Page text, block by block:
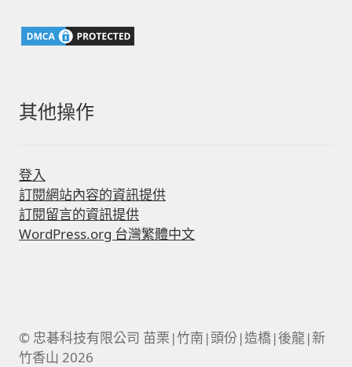
字:
其他操作
登入
訂閱網站內容的資訊提供
訂閱留言的資訊提供
WordPress.org 台灣繁體中文
© 忠碁科技有限公司 苗栗|竹南|頭份|造橋|後龍|新
竹香山 2026